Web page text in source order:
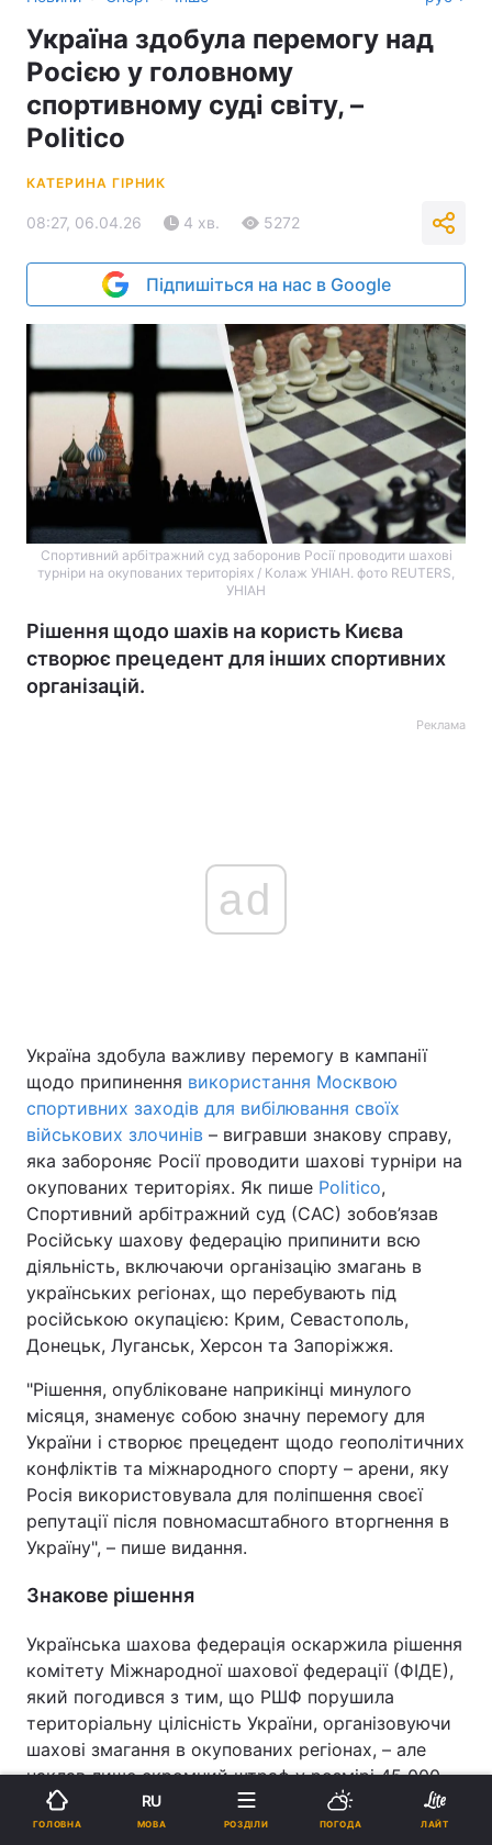
Україна здобула перемогу над
Росією у головному
спортивному суді світу, –
Politico
КАТЕРИНА ГІРНИК
08:27, 06.04.26 4 хв. 5272
Підпишіться на нас в Google
Спортивний арбітражний суд заборонив Росії проводити шахові
турніри на окупованих територіях / Колаж УНІАН. фото REUTERS,
УНІАН
Рішення щодо шахів на користь Києва
створює прецедент для інших спортивних
організацій.
Реклама
ad
Україна здобула важливу перемогу в кампанії
щодо припинення використання Москвою
спортивних заходів для вибілювання своїх
військових злочинів – вигравши знакову справу,
яка забороняє Росії проводити шахові турніри на
окупованих територіях. Як пише Politico,
Спортивний арбітражний суд (САС) зобов’язав
Російську шахову федерацію припинити всю
діяльність, включаючи організацію змагань в
українських регіонах, що перебувають під
російською окупацією: Крим, Севастополь,
Донецьк, Луганськ, Херсон та Запоріжжя.
"Рішення, опубліковане наприкінці минулого
місяця, знаменує собою значну перемогу для
України і створює прецедент щодо геополітичних
конфліктів та міжнародного спорту – арени, яку
Росія використовувала для поліпшення своєї
репутації після повномасштабного вторгнення в
Україну", – пише видання.
Знакове рішення
Українська шахова федерація оскаржила рішення
комітету Міжнародної шахової федерації (ФІДЕ),
який погодився з тим, що РШФ порушила
територіальну цілісність України, організовуючи
шахові змагання в окупованих регіонах, – але
наклав лише скромний штраф у розмірі 45 000
євро. У свою чергу САС скасував цю санкцію,
пославшись на її "очевидно і грубо неспівмірний"
ГОЛОВНА
RU
МОВА РОЗДІЛИ ПОГОДА ЛАЙТ